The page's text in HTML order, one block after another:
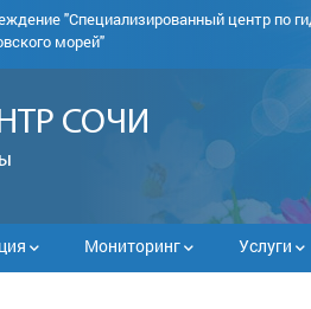
"Специализированный центр по
морей"
СОЧИ
Мониторинг Услуги